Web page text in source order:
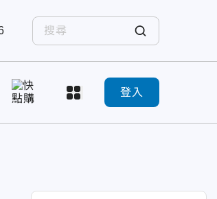
登入